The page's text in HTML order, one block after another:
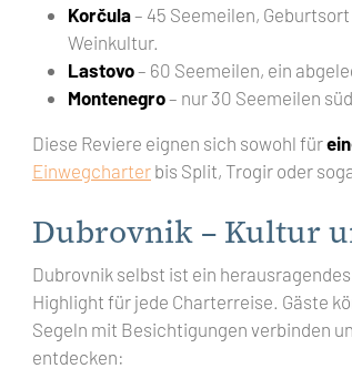
Korčula– 45 Seemeilen,
Weinkultur.
Lastovo– 60 Seemeilen, ein
Montenegro– nur 30 Seemeilen
Diese Reviere eignen sich sowohl für
Einwegcharter bis Split, Trogir oder
Dubrovnik – Kultur
Dubrovnik selbst ist ein herausragendes
Highlight für jede Charterreise. Gäste
Segeln mit Besichtigungen verbinden
entdecken: